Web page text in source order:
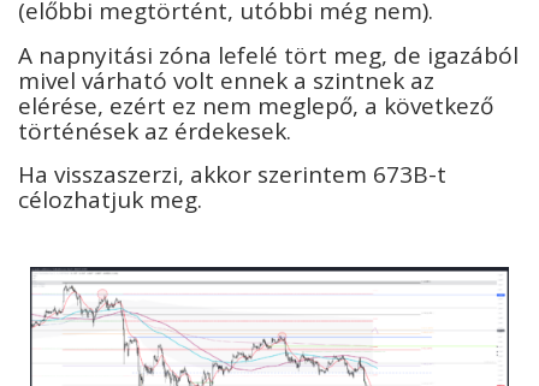
(előbbi megtörtént, utóbbi még nem).
A napnyitási zóna lefelé tört meg, de igazából
mivel várható volt ennek a szintnek az
elérése, ezért ez nem meglepő, a következő
történések az érdekesek.
Ha visszaszerzi, akkor szerintem 673B-t
célozhatjuk meg.